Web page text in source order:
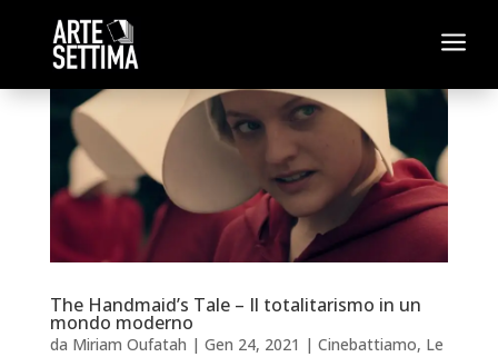
a
The Handmaid’s Tale – Il totalitarismo in un
mondo moderno
da Miriam Oufatah | Gen 24, 2021 | Cinebattiamo, Le